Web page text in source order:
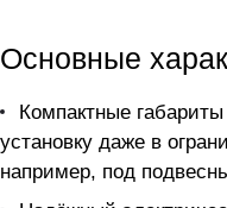
Основные
Компактные
установку даже в
например, под